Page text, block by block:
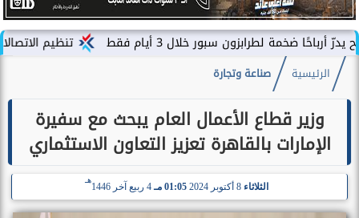
تنظيم الاتصالات يصدر لطرابزون سبور خلال 3 أيام فقط
الرئيسية صناعة وتجارة
وزير قطاع الأعمال العام يبحث مع سفيرة
الإمارات بالقاهرة تعزيز التعاون الاستثماري
الثلاثاء 8 أكتوبر 2024 01:05 مـ 4 ربيع آخر 1446
هـ